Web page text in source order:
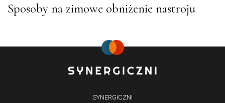
Sposoby na zimowe obniżenie nastroju
SYNERGICZNI